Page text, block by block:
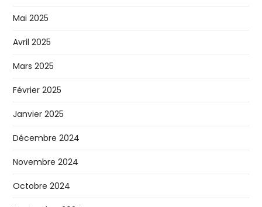
Mai 2025
Avril 2025
Mars 2025
Février 2025
Janvier 2025
Décembre 2024
Novembre 2024
Octobre 2024